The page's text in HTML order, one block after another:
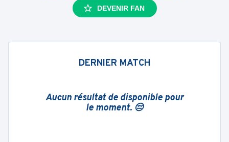
DEVENIR FAN
DERNIER MATCH
Aucun résultat de disponible pour
le moment. 😔